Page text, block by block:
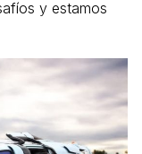
y estamos